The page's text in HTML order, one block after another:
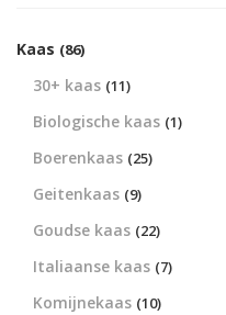
Kaas (86)
30+ kaas (11)
Biologische kaas (1)
Boerenkaas (25)
Geitenkaas (9)
Goudse kaas (22)
Italiaanse kaas (7)
Komijnekaas (10)